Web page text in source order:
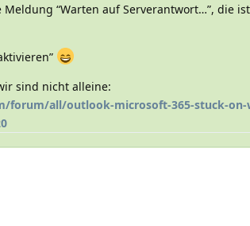
“Warten auf Serverantwort…”, die
sind nicht alleine:
forum/all/outlook-microsoft-365-stuck-